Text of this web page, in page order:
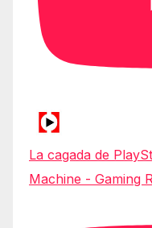
La cagada de
Machine - Gaming